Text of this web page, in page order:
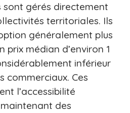
sont gérés directement
territoriales. Ils
généralement plus
prix médian d’environ 1
inférieur
commerciaux. Ces
l’accessibilité
des